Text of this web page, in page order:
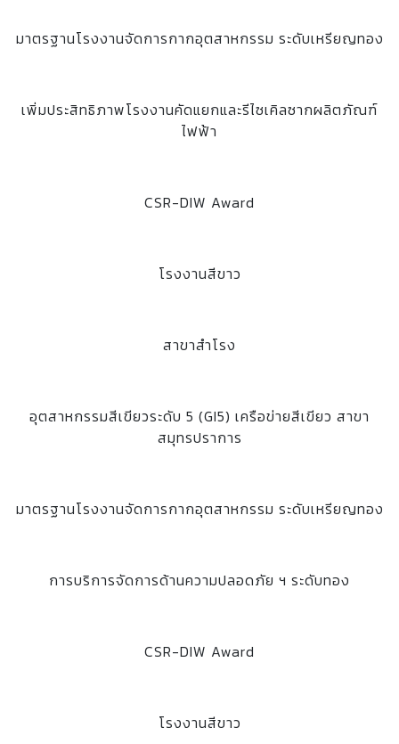
มาตรฐานโรงงานจัดการกากอุตสาหกรรม ระดับเหรียญทอง
เพิ่มประสิทธิภาพโรงงานคัดแยกและรีไซเคิลซากผลิตภัณฑ์
ไฟฟ้า
CSR-DIW Award
โรงงานสีขาว
สาขาสำโรง
อุตสาหกรรมสีเขียวระดับ 5 (GI5) เครือข่ายสีเขียว สาขา
สมุทรปราการ
มาตรฐานโรงงานจัดการกากอุตสาหกรรม ระดับเหรียญทอง
การบริการจัดการด้านความปลอดภัย ฯ ระดับทอง
CSR-DIW Award
โรงงานสีขาว